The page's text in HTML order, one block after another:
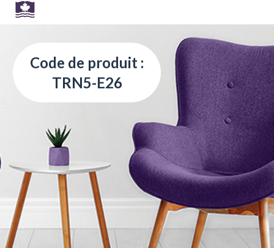
Code de produit :
TRN5-E26